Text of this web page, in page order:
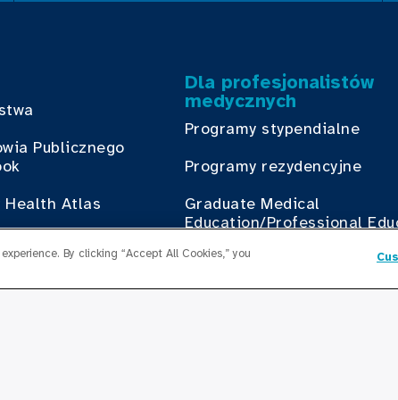
Publicznego
Health Atlas
Dla profesjonalistów
medycznych
Programy stypendialne
Programy rezydencyjne
Graduate Medical
Education/Professional
Fundusz stypendialny
By clicking “Accept All Cookies,” you